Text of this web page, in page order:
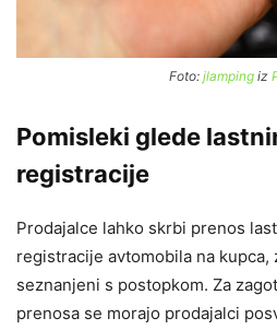
Foto: jlampingiz
Pomisleki glede
registracije
Prodajalce lahko skrbi prenos
registracije avtomobila na kupca,
seznanjeni s postopkom. Za
prenosa se morajo prodajalci